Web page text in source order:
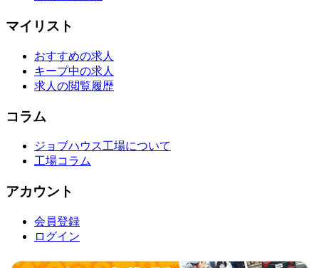
マイリスト
おすすめの求人
キープ中の求人
求人の閲覧履歴
コラム
ジョブハウス工場について
工場コラム
アカウント
会員登録
ログイン